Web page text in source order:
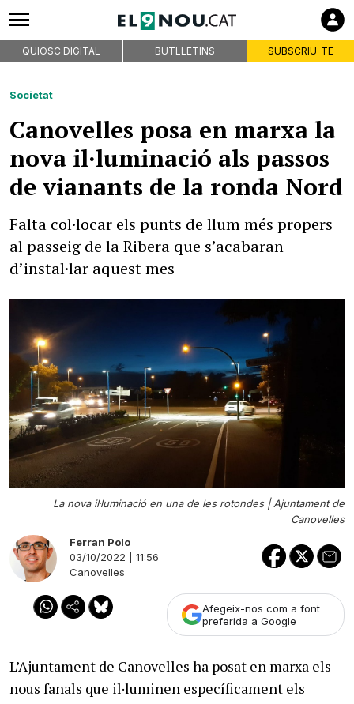
QUIOSC DIGITAL BUTLLETINS SUBSCRIU-TE
Societat
Canovelles posa en marxa la
nova il·luminació als passos
de vianants de la ronda Nord
Falta col·locar els punts de llum més propers
al passeig de la Ribera que s’acabaran
d’instal·lar aquest mes
La nova il·luminació en una de les rotondes |Ajuntament de
Canovelles
Ferran Polo
03/10/2022 | 11:56
Canovelles
Afegeix-nos com a font
preferida a Google
L’Ajuntament de Canovelles ha posat en marxa els
nous fanals que il·luminen específicament els